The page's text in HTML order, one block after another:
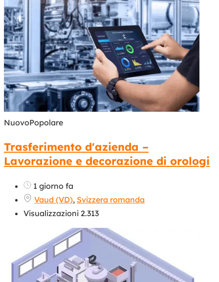
NuovoPopolare
Trasferimento d'azienda –
Lavorazione e decorazione di orologi
1 giorno fa
Vaud (VD), Svizzera romanda
Visualizzazioni 2.313